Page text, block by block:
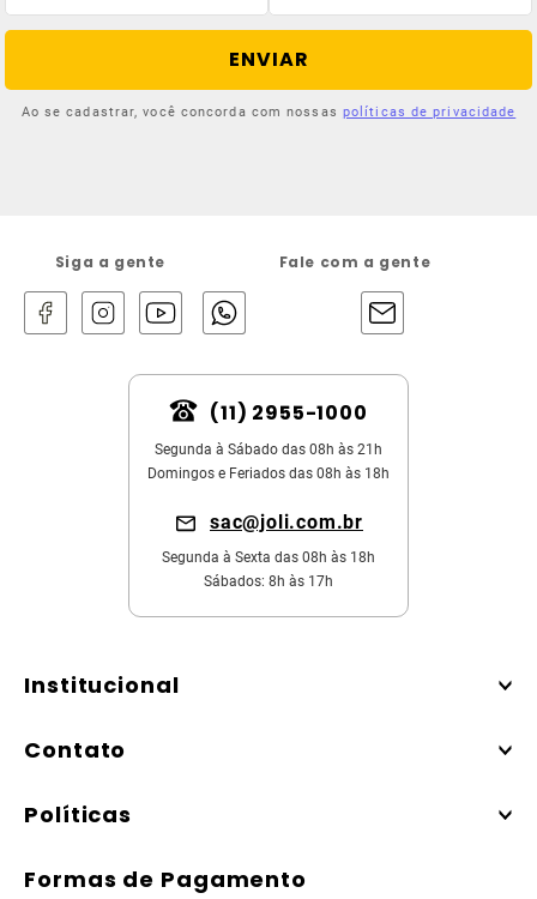
ENVIAR
Ao se cadastrar, você concorda com nossas políticas de privacidade
Siga a gente Fale com a gente
(11) 2955-1000
Segunda à Sábado das 08h às 21h
Domingos e Feriados das 08h às 18h
sac@joli.com.br
Segunda à Sexta das 08h às 18h
Sábados: 8h às 17h
Institucional
Contato
Políticas
Formas de Pagamento